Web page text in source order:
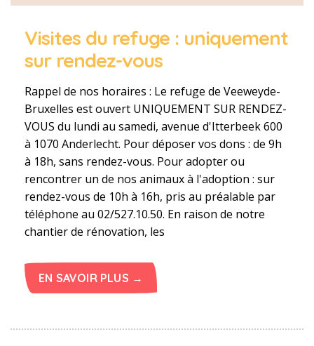
Visites du refuge : uniquement
sur rendez-vous
Rappel de nos horaires : Le refuge de Veeweyde-
Bruxelles est ouvert UNIQUEMENT SUR RENDEZ-
VOUS du lundi au samedi, avenue d'Itterbeek 600
à 1070 Anderlecht. Pour déposer vos dons : de 9h
à 18h, sans rendez-vous. Pour adopter ou
rencontrer un de nos animaux à l'adoption : sur
rendez-vous de 10h à 16h, pris au préalable par
téléphone au 02/527.10.50. En raison de notre
chantier de rénovation, les
EN SAVOIR PLUS →